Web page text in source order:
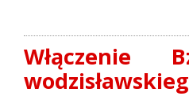
Włączenie